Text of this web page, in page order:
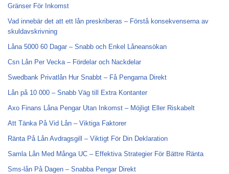
Gränser För Inkomst
Vad innebär det att ett lån preskriberas – Förstå konsekvenserna av
skuldavskrivning
Låna 5000 60 Dagar – Snabb och Enkel Låneansökan
Csn Lån Per Vecka – Fördelar och Nackdelar
Swedbank Privatlån Hur Snabbt – Få Pengarna Direkt
Lån på 10 000 – Snabb Väg till Extra Kontanter
Axo Finans Låna Pengar Utan Inkomst – Möjligt Eller Riskabelt
Att Tänka På Vid Lån – Viktiga Faktorer
Ränta På Lån Avdragsgill – Viktigt För Din Deklaration
Samla Lån Med Många UC – Effektiva Strategier För Bättre Ränta
Sms-lån På Dagen – Snabba Pengar Direkt